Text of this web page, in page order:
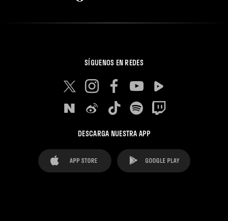
SÍGUENOS EN REDES
DESCARGA NUESTRA APP